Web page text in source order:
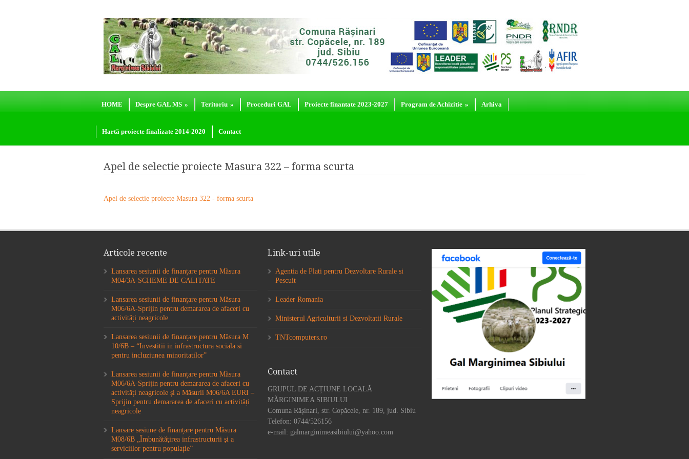
HOME Despre GAL MS » Teritoriu » Proceduri GAL Proiecte finantate 2023-2027 Program de Achizitie » Arhiva
Hartă proiecte finalizate 2014-2020 Contact
Apel de selectie proiecte Masura 322 – forma scurta
Apel de selectie proiecte Masura 322 - forma scurta
Articole recente
Lansarea sesiunii de finanțare pentru Măsura
M04/3A-SCHEME DE CALITATE
Lansarea sesiunii de finanțare pentru Măsura
M06/6A-Sprijin pentru demararea de afaceri cu
activități neagricole
Lansarea sesiunii de finanțare pentru Măsura M
10/6B – “Investitii in infrastructura sociala si
pentru incluziunea minoritatilor”
Lansarea sesiunii de finanțare pentru Măsura
M06/6A-Sprijin pentru demararea de afaceri cu
activități neagricole și a Măsurii M06/6A EURI –
Sprijin pentru demararea de afaceri cu activități
neagricole
Lansare sesiune de finanțare pentru Măsura
M08/6B „Îmbunătăţirea infrastructurii şi a
serviciilor pentru populație”
Link-uri utile
Agentia de Plati pentru Dezvoltare Rurale si
Pescuit
Leader Romania
Ministerul Agriculturii si Dezvoltatii Rurale
TNTcomputers.ro
Contact
GRUPUL DE ACȚIUNE LOCALĂ
MĂRGINIMEA SIBIULUI
Comuna Rășinari, str. Copăcele, nr. 189, jud. Sibiu
Telefon: 0744/526156
e-mail: galmarginimeasibiului@yahoo.com